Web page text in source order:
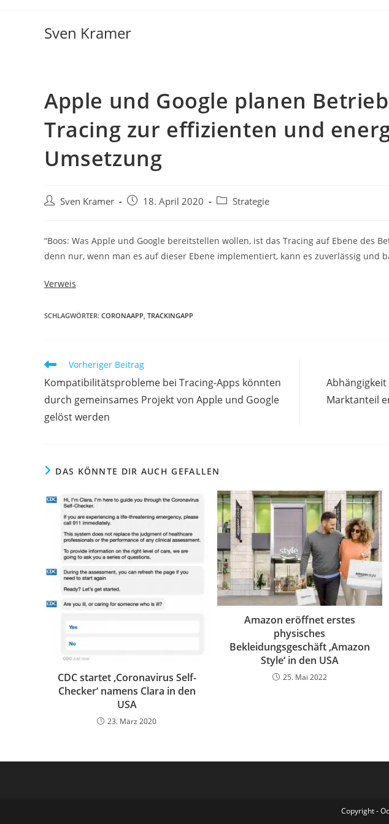
Sven Kramer
Apple und Google planen
Tracing zur effizienten und
Umsetzung
Sven Kramer 18. April 2020 Strategie
“Boos: Was Apple und Google bereitstellen wollen, ist das Tracing auf Ebene des
denn nur, wenn man es auf dieser Ebene implementiert, kann es zuverlässig und
Verweis
SCHLAGWÖRTER: CORONAAPP, TRACKINGAPP
Vorheriger Beitrag
Kompatibilitätsprobleme bei Tracing-Apps könnten
durch gemeinsames Projekt von Apple und Google
gelöst werden
Marktanteil
DAS KÖNNTE DIR AUCH GEFALLEN
CDC startet ‚Coronavirus Self-
Checker‘ namens Clara in den
USA
23. März 2020
Amazon eröffnet erstes
physisches
Bekleidungsgeschäft ‚Amazon
Style‘ in den USA
25. Mai 2022
Copyright -